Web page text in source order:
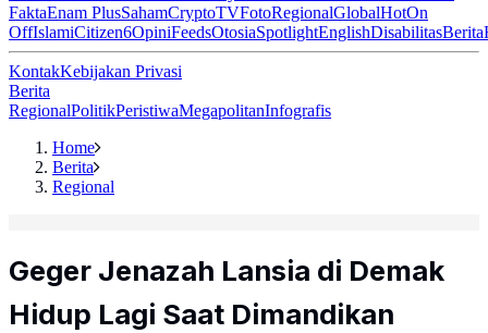
FaktaEnam PlusSahamCryptoTVFotoRegionalGlobalHotOn
OffIslamiCitizen6OpiniFeedsOtosiaSpotlightEnglishDisabilitasBerita
KontakKebijakan Privasi
Berita
RegionalPolitikPeristiwaMegapolitanInfografis
Home
Berita
Regional
Geger Jenazah Lansia di Demak
Hidup Lagi Saat Dimandikan